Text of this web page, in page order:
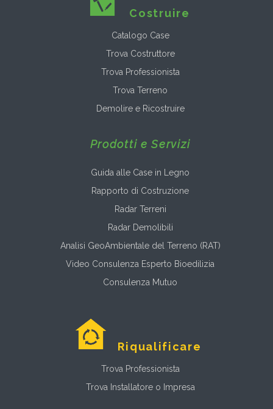
Costruire
Catalogo Case
Trova Costruttore
Trova Professionista
Trova Terreno
Demolire e Ricostruire
Prodotti e Servizi
Guida alle Case in Legno
Rapporto di Costruzione
Radar Terreni
Radar Demolibili
Analisi GeoAmbientale del Terreno (RAT)
Video Consulenza Esperto Bioedilizia
Consulenza Mutuo
Riqualificare
Trova Professionista
Trova Installatore o Impresa